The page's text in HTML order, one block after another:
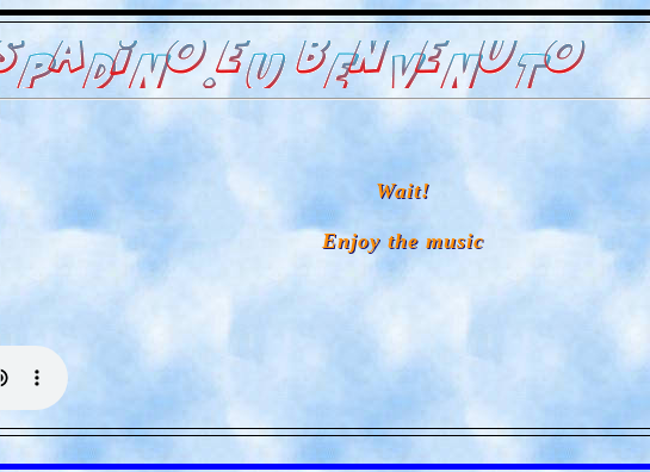
Wait!
Enjoy the music